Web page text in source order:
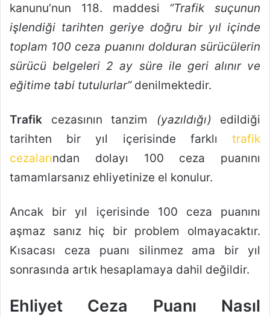
kanunu’nun 118. maddesi “Trafik suçunun
işlendiği tarihten geriye doğru bir yıl içinde
toplam 100 ceza puanını dolduran sürücülerin
sürücü belgeleri 2 ay süre ile geri alınır ve
eğitime tabi tutulurlar”denilmektedir.
Trafik cezasının tanzim (yazıldığı) edildiği
tarihten bir yıl içerisinde farklı trafik
cezalarından dolayı 100 ceza puanını
tamamlarsanız ehliyetinize el konulur.
Ancak bir yıl içerisinde 100 ceza puanını
aşmaz sanız hiç bir problem olmayacaktır.
Kısacası ceza puanı silinmez ama bir yıl
sonrasında artık hesaplamaya dahil değildir.
Ehliyet Ceza Puanı Nasıl